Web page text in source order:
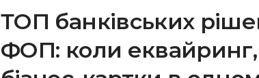
ТОП банківських
ФОП: коли